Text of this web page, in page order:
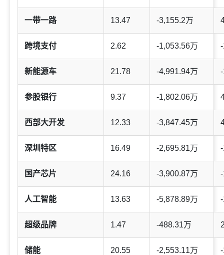
一带一路 13.47 -3,155.2万
跨境支付 2.62 -1,053.56万
新能源车 21.78 -4,991.94万
参股银行 9.37 -1,802.06万
西部大开发 12.33 -3,847.45万
深圳特区 16.49 -2,695.81万
国产芯片 24.16 -3,900.87万
人工智能 13.63 -5,878.89万
超级品牌 1.47 -488.31万
储能 20.55 -2,553.11万